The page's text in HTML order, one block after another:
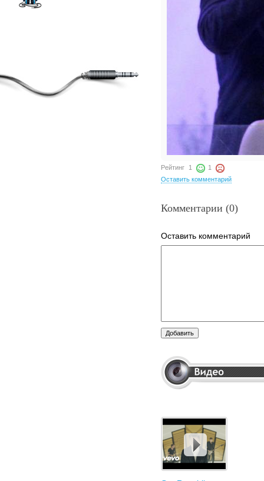
Рейтинг 1
1
Оставить комментарий
Комментарии (0)
Оставить комментарий